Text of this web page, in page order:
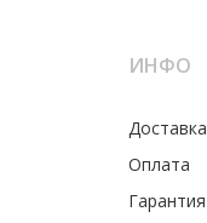
ИНФО
Доставка
Оплата
Гарантия